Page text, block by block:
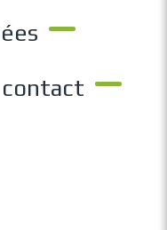
contact